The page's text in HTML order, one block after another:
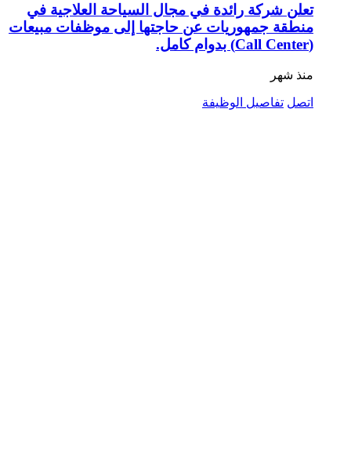
تعلن شركة رائدة في مجال السياحة العلاجية في
منطقة جمهوريات عن حاجتها إلى موظفات مبيعات
(Call Center) بدوام كامل.
منذ شهر
اتصل تفاصيل الوظيفة